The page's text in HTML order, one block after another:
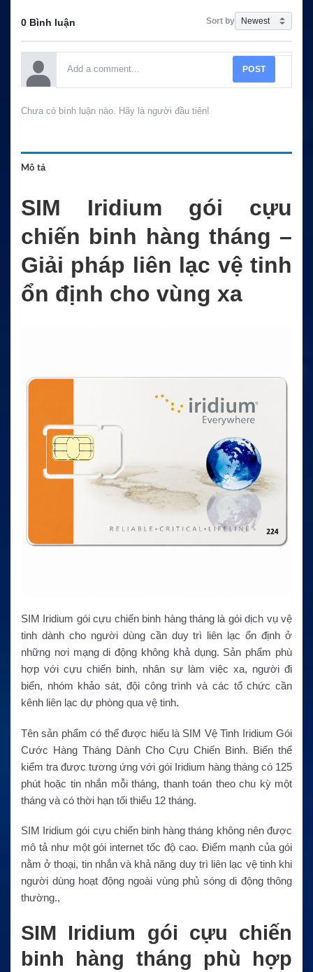
0 Bình luận Sort by
POST
Chưa có bình luận nào. Hãy là người đầu tiên!
Mô tả
SIM Iridium gói cựu
chiến binh hàng tháng –
Giải pháp liên lạc vệ tinh
ổn định cho vùng xa
SIM Iridium gói cựu chiến binh hàng tháng là gói dịch vụ vệ
tinh dành cho người dùng cần duy trì liên lạc ổn định ở
những nơi mạng di động không khả dụng. Sản phẩm phù
hợp với cựu chiến binh, nhân sự làm việc xa, người đi
biển, nhóm khảo sát, đội công trình và các tổ chức cần
kênh liên lạc dự phòng qua vệ tinh.
Tên sản phẩm có thể được hiểu là SIM Vệ Tinh Iridium Gói
Cước Hàng Tháng Dành Cho Cựu Chiến Binh. Biến thể
kiểm tra được tương ứng với gói Iridium hàng tháng có 125
phút hoặc tin nhắn mỗi tháng, thanh toán theo chu kỳ một
tháng và có thời hạn tối thiểu 12 tháng.
SIM Iridium gói cựu chiến binh hàng tháng không nên được
mô tả như một gói internet tốc độ cao. Điểm mạnh của gói
nằm ở thoại, tin nhắn và khả năng duy trì liên lạc vệ tinh khi
người dùng hoạt động ngoài vùng phủ sóng di động thông
thường.,
SIM Iridium gói cựu chiến
binh hàng tháng phù hợp